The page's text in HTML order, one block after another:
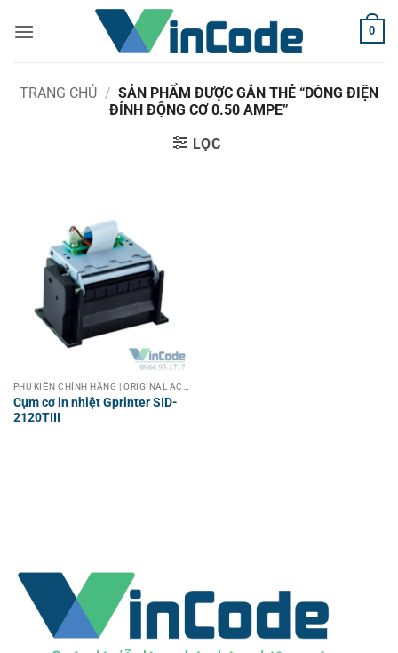
qua
0
TRANG CHỦ / SẢN PHẨM ĐƯỢC GẮN THẺ “DÒNG ĐIỆN
ĐỈNH ĐỘNG CƠ 0.50 AMPE”
LỌC
Cụm cơ in nhiệt Gprinter SID-
2120TIII